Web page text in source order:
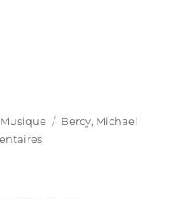
Catégories
Musique Étiquettes
Bercy, Michael
sur